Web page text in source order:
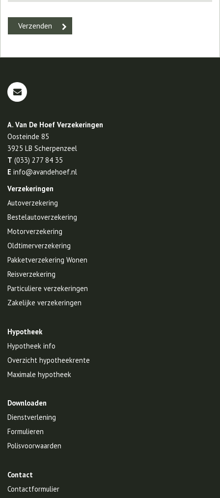
A. Van De Hoef Verzekeringen
Oosteinde 85
3925 LB Scherpenzeel
T (033) 277 84 35
E info@avandehoef.nl
Verzekeringen
Autoverzekering
Bestelautoverzekering
Motorverzekering
Oldtimerverzekering
Pakketverzekering Wonen
Reisverzekering
Particuliere verzekeringen
Zakelijke verzekeringen
Hypotheek
Hypotheek info
Overzicht hypotheekrente
Maximale hypotheek
Downloaden
Dienstverlening
Formulieren
Polisvoorwaarden
Contact
Contactformulier